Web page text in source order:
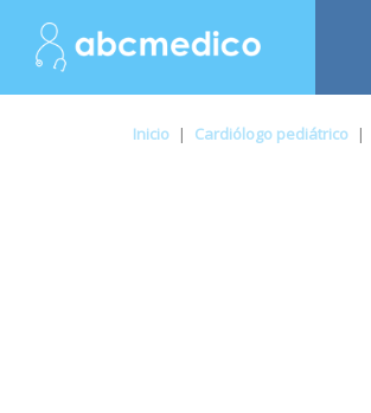
Inicio | Cardiólogo pediátrico |